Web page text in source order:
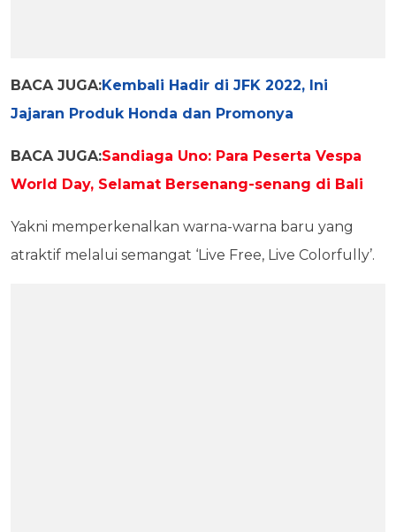
BACA JUGA:Kembali Hadir di JFK 2022, Ini
Jajaran Produk Honda dan Promonya
BACA JUGA:Sandiaga Uno: Para Peserta Vespa
World Day, Selamat Bersenang-senang di Bali
Yakni memperkenalkan warna-warna baru yang
atraktif melalui semangat ‘Live Free, Live Colorfully’.